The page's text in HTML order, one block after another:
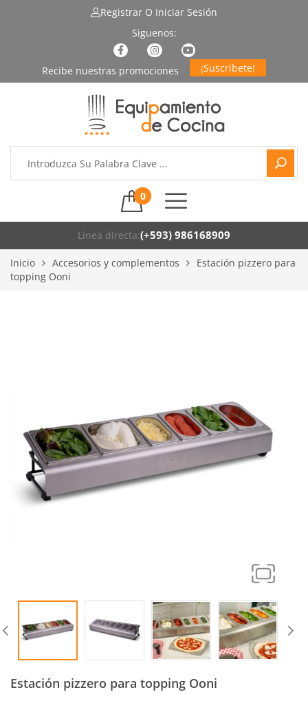
Registrar O Iniciar Sesión
¡Suscribete!
0
Línea directa:(+593) 986168909
Inicio Accesorios y complementos
Estación pizzero para
topping Ooni
Estación pizzero para topping Ooni